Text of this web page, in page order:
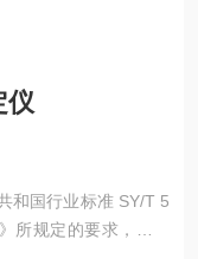
仪
和国行业标准 SY/T 5
所规定的要求，适用